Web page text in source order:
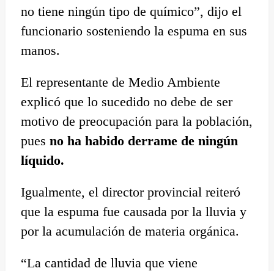
no tiene ningún tipo de químico”, dijo el
funcionario sosteniendo la espuma en sus
manos.
El representante de Medio Ambiente
explicó que lo sucedido no debe de ser
motivo de preocupación para la población,
pues no ha habido derrame de ningún
líquido.
Igualmente, el director provincial reiteró
que la espuma fue causada por la lluvia y
por la acumulación de materia orgánica.
“La cantidad de lluvia que viene